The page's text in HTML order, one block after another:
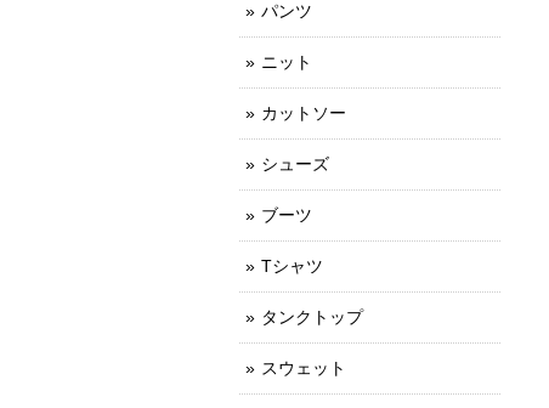
パンツ
ニット
カットソー
シューズ
ブーツ
Tシャツ
タンクトップ
スウェット